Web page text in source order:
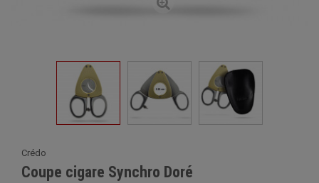
Crédo
Coupe cigare Synchro Doré